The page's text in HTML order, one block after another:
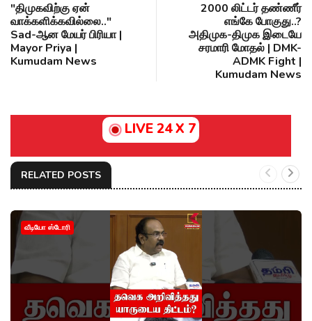
"திமுகவிற்கு ஏன்
வாக்களிக்கவில்லை.."
Sad-ஆன மேயர் பிரியா |
Mayor Priya |
Kumudam News
2000 லிட்டர் தண்ணீர்
எங்கே போகுது..?
அதிமுக-திமுக இடையே
சரமாரி மோதல் | DMK-
ADMK Fight |
Kumudam News
LIVE 24 X 7
RELATED POSTS
வீடியோ ஸ்டோரி